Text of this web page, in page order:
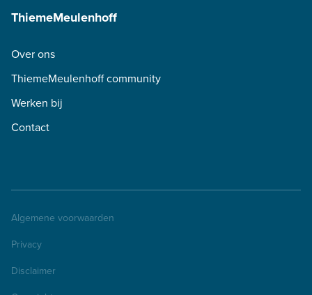
ThiemeMeulenhoff
Over ons
ThiemeMeulenhoff community
Werken bij
Contact
Algemene voorwaarden
Privacy
Disclaimer